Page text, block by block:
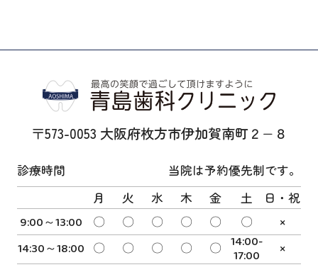
〒573-0053 大阪府枚方市伊加賀南町２−８
診療時間
当院は予約優先制です。
月
火 水 木 金 土 日・祝
9:00～13:00 〇 〇 〇 〇 〇 〇
×
14:30～18:00 〇 〇 〇 〇 〇 14:00-
17:00 ×